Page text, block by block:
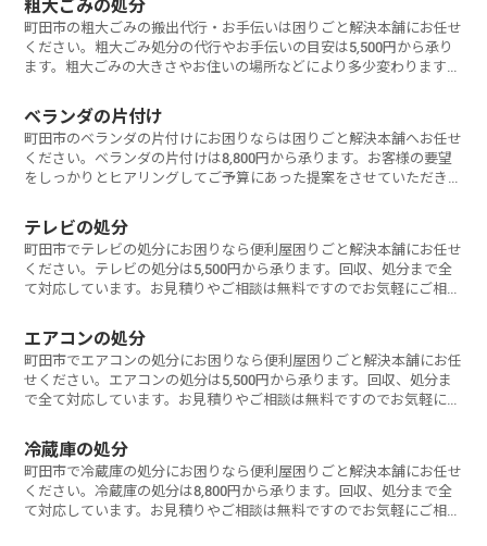
粗大ごみの処分
町田市の粗大ごみの搬出代行・お手伝いは困りごと解決本舗にお任せ
ください。粗大ごみ処分の代行やお手伝いの目安は5,500円から承り
ます。粗大ごみの大きさやお住いの場所などにより多少変わります。
ベランダの片付け
町田市のベランダの片付けにお困りならは困りごと解決本舗へお任せ
ください。ベランダの片付けは8,800円から承ります。お客様の要望
をしっかりとヒアリングしてご予算にあった提案をさせていただきま
テレビの処分
町田市でテレビの処分にお困りなら便利屋困りごと解決本舗にお任せ
ください。テレビの処分は5,500円から承ります。回収、処分まで全
て対応しています。お見積りやご相談は無料ですのでお気軽にご相談
エアコンの処分
町田市でエアコンの処分にお困りなら便利屋困りごと解決本舗にお任
せください。エアコンの処分は5,500円から承ります。回収、処分ま
で全て対応しています。お見積りやご相談は無料ですのでお気軽にご
冷蔵庫の処分
町田市で冷蔵庫の処分にお困りなら便利屋困りごと解決本舗にお任せ
ください。冷蔵庫の処分は8,800円から承ります。回収、処分まで全
て対応しています。お見積りやご相談は無料ですのでお気軽にご相談